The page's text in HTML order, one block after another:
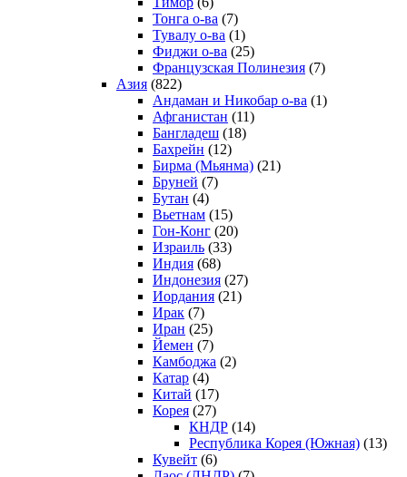
Тонга о-ва (7)
Тувалу о-ва (1)
Фиджи о-ва (25)
Французская Полинезия (7)
Азия (822)
Андаман и Никобар о-ва (1)
Афганистан (11)
Бангладеш (18)
Бахрейн (12)
Бирма (Мьянма) (21)
Бруней (7)
Бутан (4)
Вьетнам (15)
Гон-Конг (20)
Израиль (33)
Индия (68)
Индонезия (27)
Иордания (21)
Ирак (7)
Иран (25)
Йемен (7)
Камбоджа (2)
Катар (4)
Китай (17)
Корея (27)
КНДР (14)
Республика Корея (Южная) (13)
Кувейт (6)